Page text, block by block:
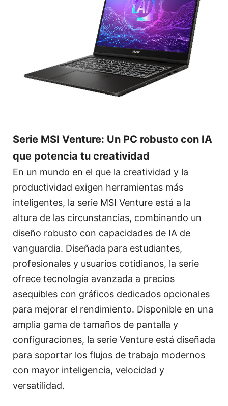
Serie MSI Venture: Un PC robusto con IA
que potencia tu creatividad
En un mundo en el que la creatividad y la
productividad exigen herramientas más
inteligentes, la serie MSI Venture está a la
altura de las circunstancias, combinando un
diseño robusto con capacidades de IA de
vanguardia. Diseñada para estudiantes,
profesionales y usuarios cotidianos, la serie
ofrece tecnología avanzada a precios
asequibles con gráficos dedicados opcionales
para mejorar el rendimiento. Disponible en una
amplia gama de tamaños de pantalla y
configuraciones, la serie Venture está diseñada
para soportar los flujos de trabajo modernos
con mayor inteligencia, velocidad y
versatilidad.